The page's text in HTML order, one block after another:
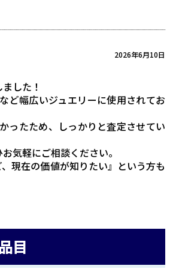
2026年6月10日
した！
ど幅広いジュエリーに使用されてお
ったため、しっかりと査定させてい
気軽にご相談ください。
現在の価値が知りたい』という方も
目